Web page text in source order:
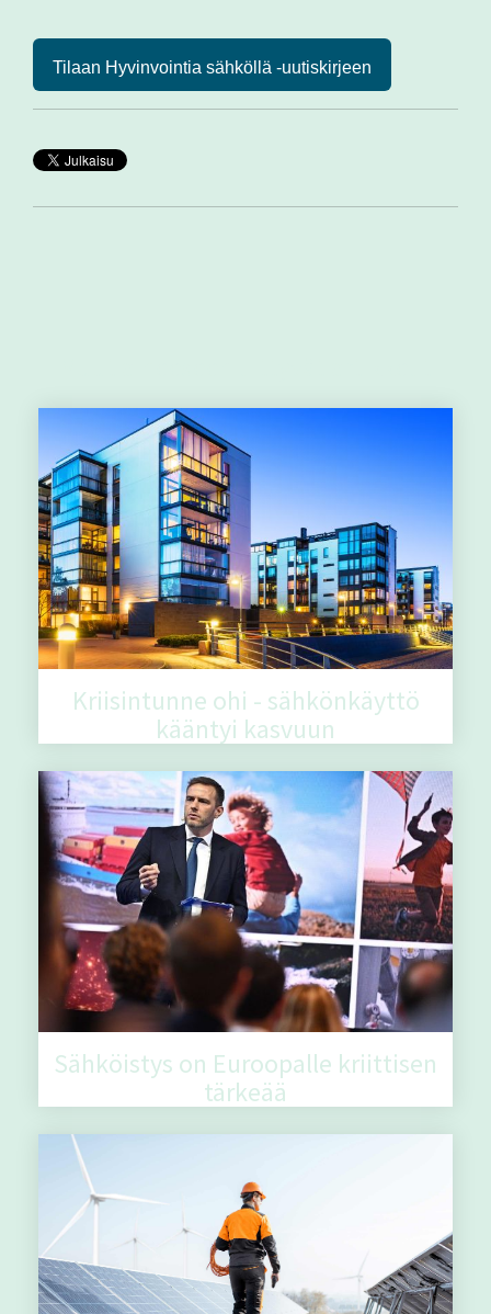
Tilaan Hyvinvointia sähköllä -uutiskirjeen
Kriisintunne ohi - sähkönkäyttö
kääntyi kasvuun
Sähköistys on Euroopalle kriittisen
tärkeää